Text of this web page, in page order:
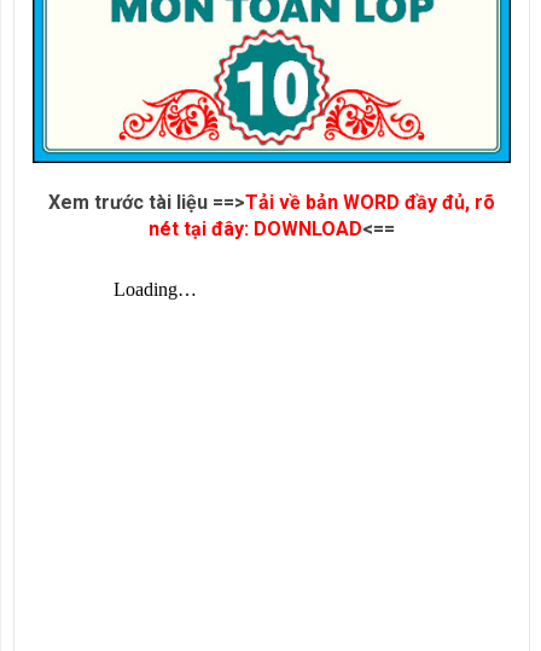
Xem trước tài liệu ==>Tải về bản WORD đầy đủ, rõ
nét tại đây: DOWNLOAD<==